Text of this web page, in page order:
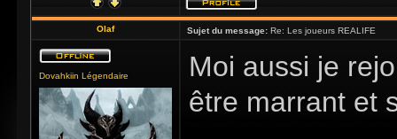
Olaf Sujet du message: Re: Les joueurs REALIFE
Dovahkiin Légendaire
Moi aussi je
être marrant et